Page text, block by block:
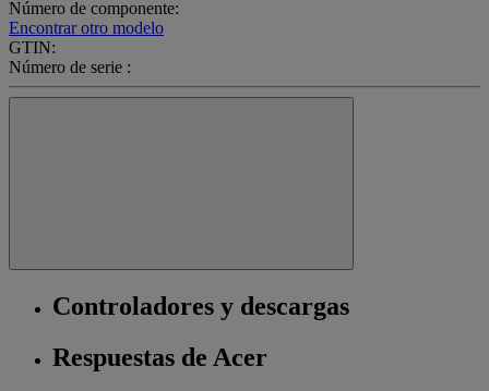
Número de componente:
Encontrar otro modelo
GTIN:
Número de serie :
Controladores y descargas
Respuestas de Acer